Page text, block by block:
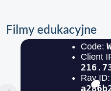
Filmy edukacyjne